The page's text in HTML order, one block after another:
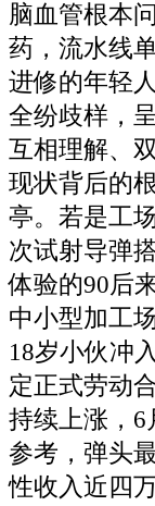
脑血管根本
药，流水线
进修的年轻
全纷歧样，
互相理解、
现状背后的
亭。若是工
次试射导弹
体验的90后
中小型加工
18岁小伙冲
定正式劳动
持续上涨，6
参考，弹头
性收入近四